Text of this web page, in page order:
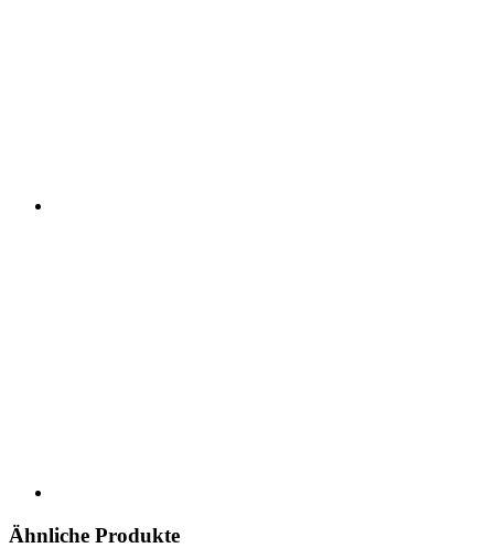
Ähnliche Produkte